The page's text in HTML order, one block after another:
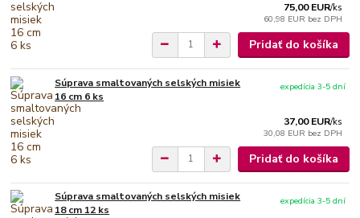
75,00 EUR/ks
60,98 EUR bez DPH
Pridať do košíka
Súprava smaltovaných selských misiek
16 cm 6 ks
37,00 EUR/ks
30,08 EUR bez DPH
expedícia 3-5 dní
Pridať do košíka
Súprava smaltovaných selských misiek
18 cm 12 ks
expedícia 3-5 dní